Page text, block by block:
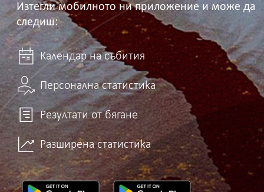
Изтегли мобилното ни приложение и може да
следиш:
Календар на събития
Персонална статистика
Резултати от бягане
Разширена статистика